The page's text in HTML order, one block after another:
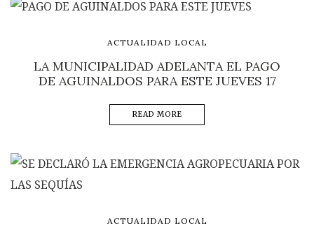
ACTUALIDAD LOCAL
LA MUNICIPALIDAD ADELANTA EL PAGO
DE AGUINALDOS PARA ESTE JUEVES 17
READ MORE
ACTUALIDAD LOCAL